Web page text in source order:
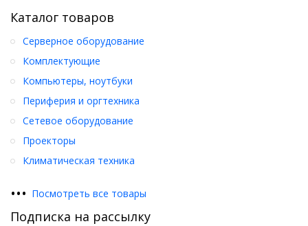
Каталог товаров
Серверное оборудование
Комплектующие
Компьютеры, ноутбуки
Периферия и оргтехника
Сетевое оборудование
Проекторы
Климатическая техника
••• Посмотреть все товары
Подписка на рассылку